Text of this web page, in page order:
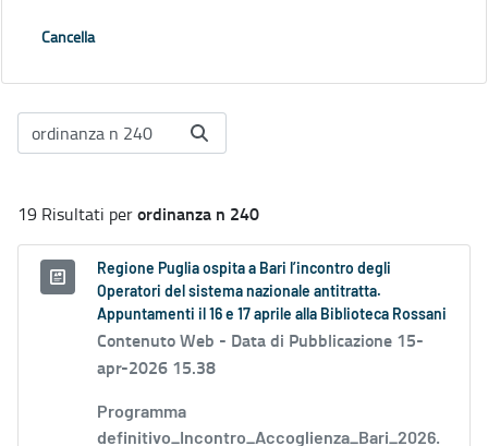
Cancella
19 Risultati perordinanza n 240
Regione Puglia ospita a Bari l’incontro degli
Operatori del sistema nazionale antitratta.
Appuntamenti il 16 e 17 aprile alla Biblioteca Rossani
Contenuto Web - Data di Pubblicazione 15-
apr-2026 15.38
Programma
definitivo_Incontro_Accoglienza_Bari_2026.